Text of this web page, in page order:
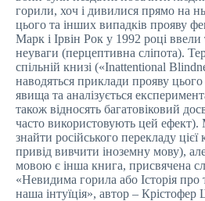
горили, хоч і дивилися прямо на
цього та інших випадків прояву
Марк і Ірвін Рок у 1992 році ввели
неуваги (перцептивна сліпота).
спільній книзі («Inattentional
наводяться приклади прояву
явища та аналізується
також відносять багатовіковий
часто використовують цей ефект).
знайти російського перекладу
привід вивчити іноземну мову),
мовою є інша книга, присвячена
«Невидима горила або Історія про
наша інтуїція», автор –